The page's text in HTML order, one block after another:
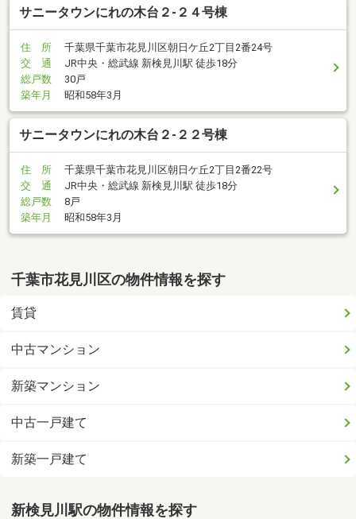
サニータウンにれの木台２-２４号棟
住 所
千葉県千葉市花見川区朝日ケ丘2丁目2番24号
交 通
JR中央・総武線 新検見川駅 徒歩18分
総戸数
30戸
築年月
昭和58年3月
サニータウンにれの木台２-２２号棟
住 所
千葉県千葉市花見川区朝日ケ丘2丁目2番22号
交 通
JR中央・総武線 新検見川駅 徒歩18分
総戸数
8戸
築年月
昭和58年3月
千葉市花見川区の物件情報を探す
賃貸
中古マンション
新築マンション
中古一戸建て
新築一戸建て
新検見川駅の物件情報を探す